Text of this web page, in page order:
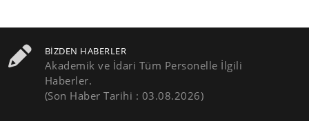
BIZDEN HABERLER
Akademik ve İdari Tüm Personelle İlgili
Haberler.
(Son Haber Tarihi : 03.08.2026)